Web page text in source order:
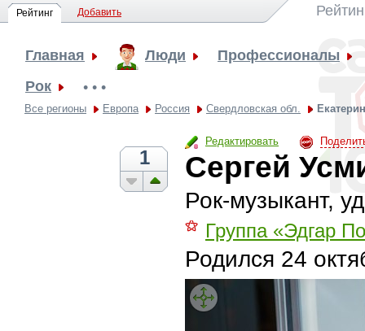
Рейтинг Добавить
Главная Люди
Профессионалы
Рок
• • •
Все регионы Европа Россия Свердловская обл.
Редактировать
1 Сергей
Рок-музыкант,
⚝ Группа «Эдгар
Родился 24